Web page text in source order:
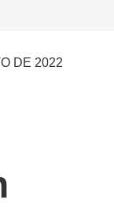
DE 2022